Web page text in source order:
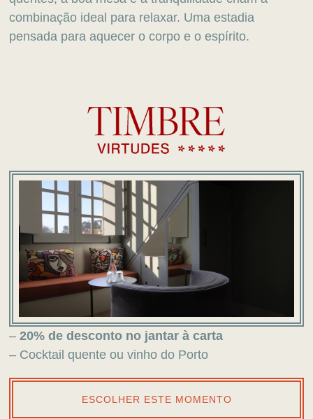
combinação ideal para relaxar. Uma estadia
pensada para aquecer o corpo e o espírito.
– 20% de desconto no jantar à carta
– Cocktail quente ou vinho do Porto
ESCOLHER ESTE MOMENTO